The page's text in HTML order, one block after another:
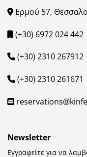
Ερμού 57,
(+30) 6972 024 442
(+30) 2310 267912
(+30) 2310 261671
Newsletter
Εγγραφείτε για να